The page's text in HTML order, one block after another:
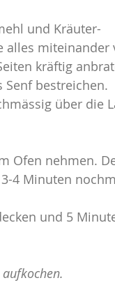
und Kräuter-
alles miteinander
kräftig
bestreichen.
über die
Ofen nehmen.
4 Minuten
und 5